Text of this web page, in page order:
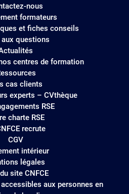
nous
formateurs
et fiches conseils
aux questions
centres de formation
cas clients
experts – CVthèque
RSE
charte RSE
recrute
CGV
intérieur
légales
site CNFCE
aux personnes en